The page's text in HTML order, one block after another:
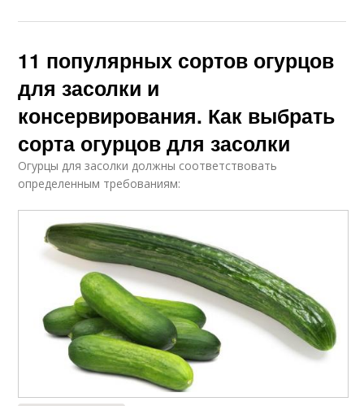
11 популярных сортов огурцов
для засолки и
консервирования. Как выбрать
сорта огурцов для засолки
Огурцы для засолки должны соответствовать
определенным требованиям: